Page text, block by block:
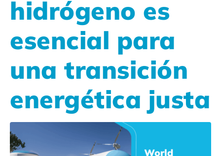
hidrógeno es
esencial para
una transición
energética justa